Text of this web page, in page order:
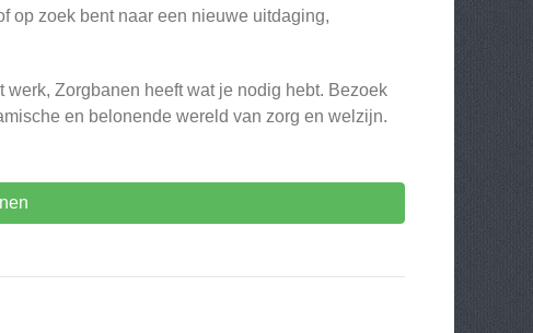
op zoek bent naar een nieuwe uitdaging,
Zorgbanen heeft wat je nodig hebt. Bezoek
en belonende wereld van zorg en welzijn.